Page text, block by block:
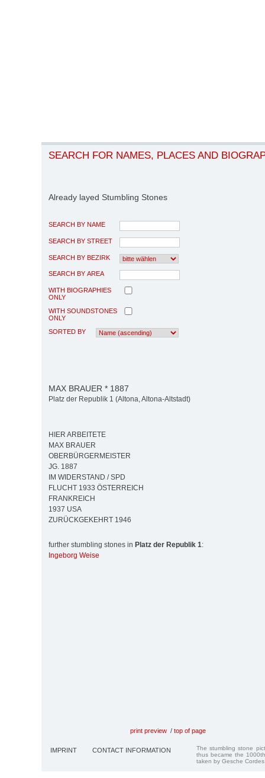
SEARCH FOR NAMES, PLACES AND
Already layed Stumbling Stones
SEARCH BY NAME
SEARCH BY STREET
SEARCH BY BEZIRK
SEARCH BY AREA
WITH BIOGRAPHIES
ONLY
WITH SOUNDSTONES
ONLY
SORTED BY
MAX BRAUER * 1887
Platz der Republik 1 (Altona, Altona-Altstadt)
HIER ARBEITETE
MAX BRAUER
OBERBÜRGERMEISTER
JG. 1887
IM WIDERSTAND / SPD
FLUCHT 1933 ÖSTERREICH
FRANKREICH
1937 USA
ZURÜCKGEKEHRT 1946
further stumbling stones in Platz der Republik 1:
Ingeborg Weise
print preview / top of page
IMPRINT CONTACT INFORMATION
The stumbling stone
thus became the
taken by Gesche